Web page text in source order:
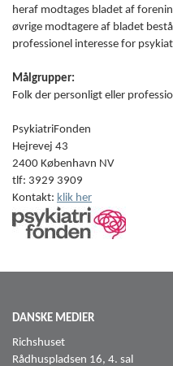
heraf modtages bladet af
øvrige modtagere af bladet
professionel interesse for
Målgrupper:
Folk der personligt eller
PsykiatriFonden
Hejrevej 43
2400 København NV
tlf: 3929 3909
Kontakt: klik her
DANSKE MEDIER
Richshuset
Rådhuspladsen 16, 4. sal